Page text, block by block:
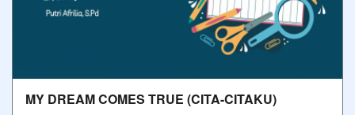
MY DREAM COMES TRUE (CITA-CITAKU)